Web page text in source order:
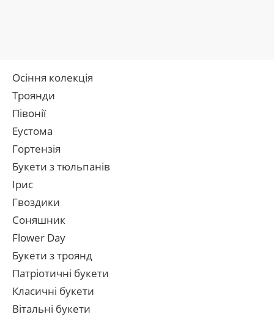
Осіння колекція
Троянди
Півонії
Еустома
Гортензія
Букети з тюльпанів
Ірис
Гвоздики
Соняшник
Flower Day
Букети з троянд
Патріотичні букети
Класичні букети
Вітальні букети